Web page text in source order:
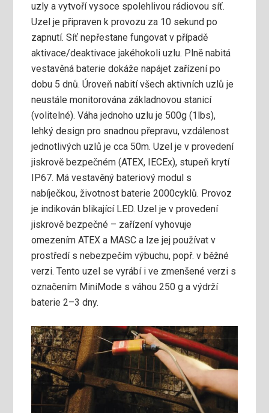
uzly a vytvoří vysoce spolehlivou rádiovou síť.
Uzel je připraven k provozu za 10 sekund po
zapnutí. Síť nepřestane fungovat v případě
aktivace/deaktivace jakéhokoli uzlu. Plně nabitá
vestavěná baterie dokáže napájet zařízení po
dobu 5 dnů. Úroveň nabití všech aktivních uzlů je
neustále monitorována základnovou stanicí
(volitelné). Váha jednoho uzlu je 500g (1lbs),
lehký design pro snadnou přepravu, vzdálenost
jednotlivých uzlů je cca 50m. Uzel je v provedení
jiskrově bezpečném (ATEX, IECEx), stupeň krytí
IP67. Má vestavěný bateriový modul s
nabíječkou, životnost baterie 2000cyklů. Provoz
je indikován blikající LED. Uzel je v provedení
jiskrově bezpečné – zařízení vyhovuje
omezením ATEX a MASC a lze jej používat v
prostředí s nebezpečím výbuchu, popř. v běžné
verzi. Tento uzel se vyrábí i ve zmenšené verzi s
označením MiniMode s váhou 250 g a výdrží
baterie 2–3 dny.